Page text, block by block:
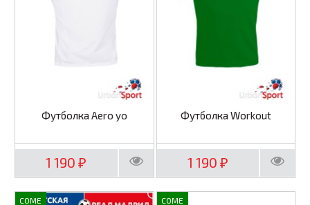
Футболка Aero yo
1 190₽
Футболка Workout
1 190 ₽
COME COME